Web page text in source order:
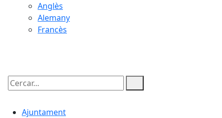
Anglès
Alemany
Francès
Cercar:
Ajuntament